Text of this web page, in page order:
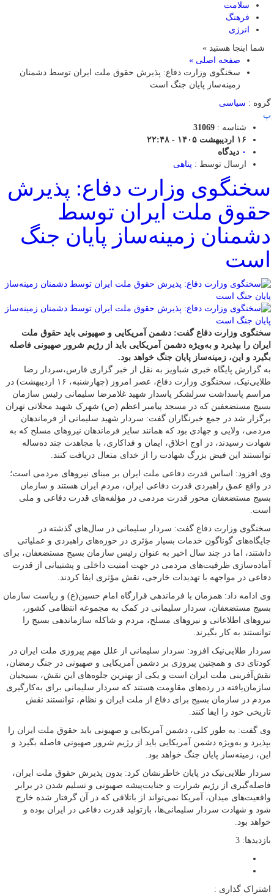
سلامت
فرهنگ
انرژی
شما اینجا هستید »
صفحه اصلی »
سخنگوی وزارت دفاع: پذیرش حقوق ملت ایران توسط دشمنان
زمینه‌ساز پایان جنگ است
گروه : سیاسی
پ
شناسه : 31069
۱۶ اردیبهشت ۱۴۰۵ - ۲۲:۴۸
۰ دیدگاه
ارسال توسط : پناهی
سخنگوی وزارت دفاع: پذیرش
حقوق ملت ایران توسط
دشمنان زمینه‌ساز پایان جنگ
است
سخنگوی وزارت دفاع گفت: دشمن آمریکایی و صهیونی باید حقوق ملت
ایران را بپذیرد و به‌ویژه دشمن آمریکایی باید از رژیم شرور صهیونی فاصله
بگیرد و این، زمینه‌ساز پایان جنگ خواهد بود.
به گزارش پایگاه خبری شباویز به نقل از خبر گزاری فارس،سردار رضا
طلایی‌نیک، سخنگوی وزارت دفاع، عصر امروز (چهارشنبه، ۱۶ اردیبهشت) در
مراسم پاسداشت سرلشکر پاسدار شهید غلامرضا سلیمانی رئیس سازمان
بسیج مستضعفین که در مسجد پیامبر اعظم (ص) شهرک شهید محلاتی تهران
برگزار شد در جمع خبرنگاران گفت: سردار شهید سلیمانی از فرماندهان
مردمی، ولایی و جهادی بود که همانند سایر فرماندهان نیروهای مسلح که به
شهادت رسیدند، در اوج اخلاق، ایمان و فداکاری، با مجاهدت چند ده‌ساله
توانستند این فیض بزرگ شهادت را از خدای متعال دریافت کنند.
وی افزود: اساس قدرت دفاعی ملت ایران بر مبنای نیروهای مردمی است؛
در واقع عمق راهبردی قدرت دفاعی ایران، مردم ایران هستند و سازمان
بسیج مستضعفان محور قدرت مردمی در مؤلفه‌های قدرت دفاعی و ملی
است.
سخنگوی وزارت دفاع گفت: سردار سلیمانی در سال‌های گذشته در
جایگاه‌های گوناگون خدمات بسیار مؤثری در حوزه‌های راهبردی و عملیاتی
داشتند، اما در چند سال اخیر به عنوان رئیس سازمان بسیج مستضعفان، برای
آماده‌سازی ظرفیت‌های مردمی در جهت امنیت داخلی و پشتیبانی از قدرت
دفاعی در مواجهه با تهدیدات خارجی، نقش مؤثری ایفا کردند.
وی ادامه داد: همزمان با فرماندهی قرارگاه امام حسین(ع) و ریاست سازمان
بسیج مستضعفان، سردار سلیمانی در کمک به مجموعه انتظامی کشور،
نیروهای اطلاعاتی و نیروهای مسلح، مردم و شاکله سازماندهی بسیج را
توانستند به کار بگیرند.
سردار طلایی‌نیک افزود: سردار سلیمانی از علل مهم پیروزی ملت ایران در
کودتای دی و همچنین پیروزی بر دشمن آمریکایی و صهیونی در جنگ رمضان،
نقش‌آفرینی ملت ایران است و یکی از بهترین جلوه‌های این نقش، بسیجیان
سازمان‌یافته در رده‌های مقاومت هستند که سردار سلیمانی برای به‌کارگیری
مردم در سازمان بسیج برای دفاع از ملت ایران و نظام، توانستند نقش
تاریخی خود را ایفا کنند.
وی گفت: به طور کلی، دشمن آمریکایی و صهیونی باید حقوق ملت ایران را
بپذیرد و به‌ویژه دشمن آمریکایی باید از رژیم شرور صهیونی فاصله بگیرد و
این، زمینه‌ساز پایان جنگ خواهد بود.
سردار طلایی‌نیک در پایان خاطرنشان کرد: بدون پذیرش حقوق ملت ایران،
فاصله‌گیری از رژیم شرارت و جنایت‌پیشه صهیونی و تسلیم شدن در برابر
واقعیت‌های میدان، آمریکا نمی‌تواند از باتلاقی که در آن گرفتار شده خارج
شود و شهادت سردار سلیمانی‌ها، بازتولید قدرت دفاعی در ایران بوده و
خواهد بود.
بازدیدها: 3
اشتراک گذاری :